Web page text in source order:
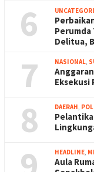
6
Perumda
Delitua,
7 NASIONAL,
Eksekusi
8 DAERAH,
HEADLINE,
Aula